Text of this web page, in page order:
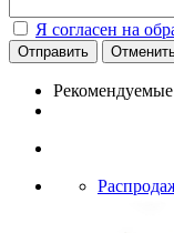
Я согласен на